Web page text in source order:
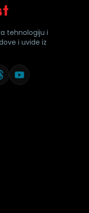
tehnologiju i
i uvide iz